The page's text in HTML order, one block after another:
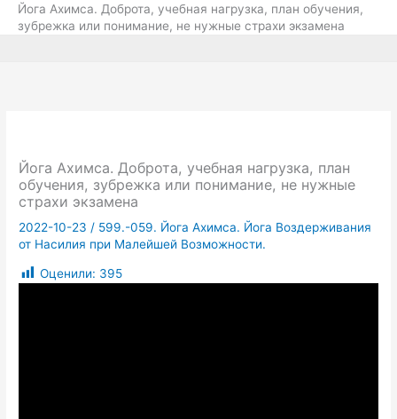
Йога Ахимса. Доброта, учебная нагрузка, план обучения,
зубрежка или понимание, не нужные страхи экзамена
Йога Ахимса. Доброта, учебная нагрузка, план
обучения, зубрежка или понимание, не нужные
страхи экзамена
2022-10-23 / 599.-059. Йога Ахимса. Йога Воздерживания
от Насилия при Малейшей Возможности.
Оценили: 395